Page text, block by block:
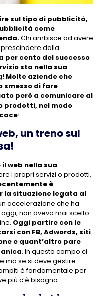
sul tipo di pubblicità,
come
Chi ambisce ad avere
prescindere dalla
per cento del successo
sta nella sua
Molte aziende che
smesso di fare
però a comunicare al
prodotti, nel modo
!
un treno sul
web nella sua
i propri servizi o prodotti,
è
la situazione legata al
accelerazione che ha
non aveva mai scelto
Oggi partire con le
con FB, Adwords, siti
e quant’altro pare
. In questo campo ci
ma se si deve gestire
è fondamentale per
più c’è bisogno.